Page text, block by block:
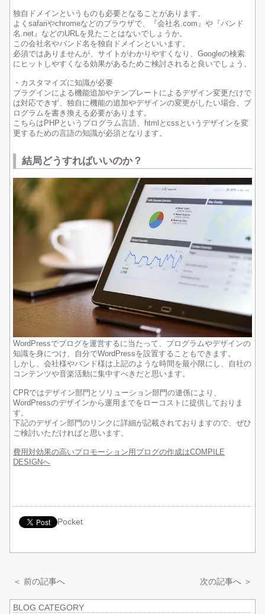
独自ドメインというものも必要となることがあります。
よくsafariやchromeなどのブラウザで、『会社名.com』や『バンド
名.net』などのURLを見たことはないでしょうか。
この会社名やバンド名を独自ドメインといいます。
必須ではありませんが、サイトがわかりやすくなり、Googleの検索
にヒットしやすくなる効果があるためご検討されると良いでしょう。
・カスタマイズに知識が必要
プラグインによる機能追加やテンプレートによるデザイン変更だけで
は対応できず、独自に機能の追加やデザインの変更がしたい場合、プ
ログラムを書き換える必要があります。
こちらはPHPというプログラム言語、htmlとcssというデザインを変
更するための言語の知識が必須となります。
結局どうすればいいのか？
WordPressでブログを運営するに当たって、プログラムやデザインの
知識を身につけ、自分でWordPressを設置することもできます。
しかし、会社様やバンド様は上記のような時間を最小限にし、自社の
コンテンツや音楽活動に集中すべきだと思います。
CPRではデザイン部門とソリューション部門の連係により、
WordPressのデザインから運用までをローコストに提供しておりま
す。
下記のデザイン部門のリンクに詳細が記載されておりますので、ぜひ
ご検討いただければと思います。
費用対効果の高いプロモーション用ブログの作成はCOMPILE
DESIGNへ
Pocket
＜ 前の記事へ 次の記事へ ＞
BLOG CATEGORY